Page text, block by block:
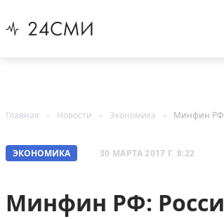
Главная Новости Экономика Минфин РФ:
ЭКОНОМИКА 30 МАРТА 2017 Г. 8:22
Минфин РФ: